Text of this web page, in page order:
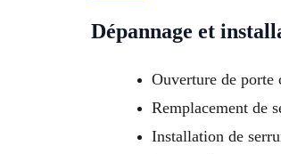
Dépannage et
Ouverture de porte
Remplacement de
Installation de